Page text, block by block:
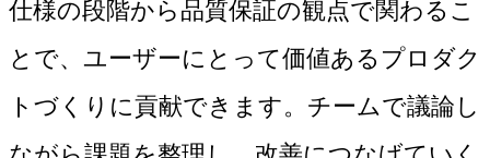
仕様の段階から品質保証の観点で関わるこ
とで、ユーザーにとって価値あるプロダク
トづくりに貢献できます。チームで議論し